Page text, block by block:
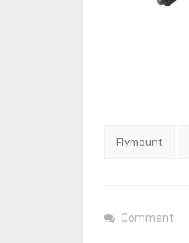
Tags:
Flymount
Comment